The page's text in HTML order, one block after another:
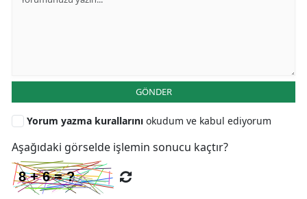
GÖNDER
Yorum yazma kurallarını okudum ve kabul ediyorum
Aşağıdaki görselde işlemin sonucu kaçtır?